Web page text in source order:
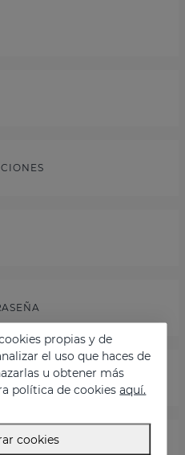
propias y de
el uso que haces de
u obtener más
política de cookiesaquí.
cookies